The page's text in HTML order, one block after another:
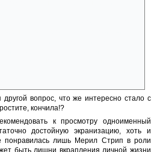
вопрос, что же интересно стало с
кончила!?
к просмотру одноименный
достойную экранизацию, хоть и
понравилась лишь Мерил Стрип в роли
быть лишни вкрапления личной жизни